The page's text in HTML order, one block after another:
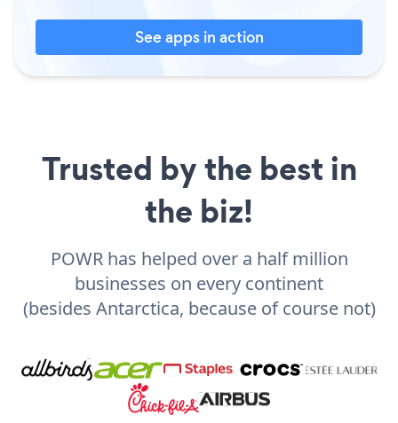
See apps in action
Trusted by the best in
the biz!
POWR has helped over a half million
businesses on every continent
(besides Antarctica, because of course not)